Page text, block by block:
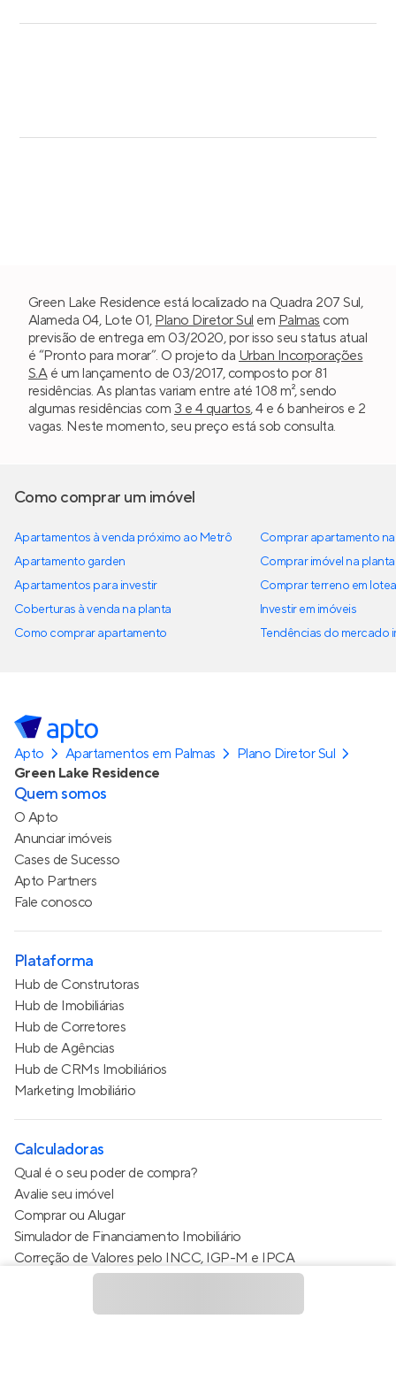
Green Lake Residence está localizado na Quadra 207 Sul,
Alameda 04, Lote 01, Plano Diretor Sul em Palmas com
previsão de entrega em 03/2020, por isso seu status atual
é “Pronto para morar”. O projeto da Urban Incorporações
S.Aé um lançamento de 03/2017, composto por 81
residências. As plantas variam entre até 108 m², sendo
algumas residências com 3 e 4 quartos, 4 e 6 banheiros e 2
vagas. Neste momento, seu preço está sob consulta.
Como comprar um imóvel
Apartamentos à venda próximo ao Metrô
Apartamento garden
Apartamentos para investir
Coberturas à venda na planta
Como comprar apartamento
Comprar apartamento
Comprar imóvel na planta
Comprar terreno em
Investir em imóveis
Tendências do mercado
Apto Apartamentos em Palmas
Plano Diretor Sul
Green Lake Residence
Quem somos
O Apto
Anunciar imóveis
Cases de Sucesso
Apto Partners
Fale conosco
Plataforma
Hub de Construtoras
Hub de Imobiliárias
Hub de Corretores
Hub de Agências
Hub de CRMs Imobiliários
Marketing Imobiliário
Calculadoras
Qual é o seu poder de compra?
Avalie seu imóvel
Comprar ou Alugar
Simulador de Financiamento Imobiliário
Correção de Valores pelo INCC, IGP-M e IPCA
Estimativa de valor do condomínio